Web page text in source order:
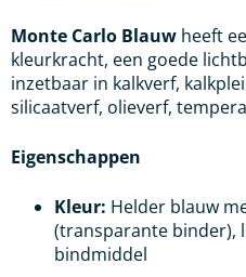
Monte Carlo Blauw heeft
kleurkracht, een goede
inzetbaar in kalkverf,
silicaatverf, olieverf,
Eigenschappen
Kleur: Helder blauw
(transparante binder),
bindmiddel